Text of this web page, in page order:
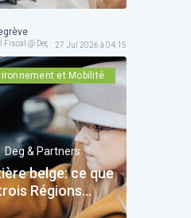
Fiscal @ Deg & Partners27 Jul 2026 à 04:15
et Mobilité
Deg & Partners
belge: ce que
Régions